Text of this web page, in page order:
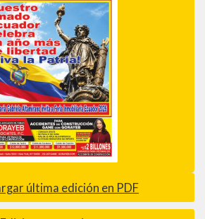
última edición en PDF